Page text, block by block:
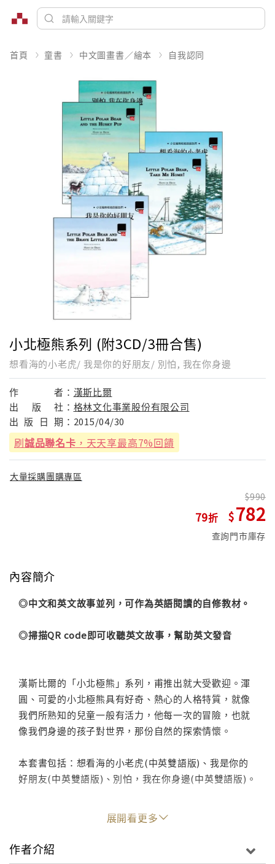
首頁 童書 中文圖畫書／繪本 自我認同
小北極熊系列 (附3CD/3冊合售)
想看海的小老虎/ 我是你的好朋友/ 別怕, 我在你身邊
作 者： 漢斯比爾
出
版 社： 格林文化事業股份有限公司
出 版 日 期： 2015/04/30
刷誠品聯名卡 ，天天享最高7%回饋
大量採購團購專區
79
990
782
查詢門市庫存
內容簡介
◎中文和英文故事並列，可作為英語閱讀的自修教材。
◎掃描QR code即可收聽英文故事，幫助英文發音
漢斯比爾的「小北極熊」系列，甫推出就大受歡迎。渾
圓、可愛的小北極熊具有好奇、熱心的人格特質，就像
我們所熟知的兒童一般有活力，他每一次的冒險，也就
像我們身邊的孩子對世界，那份自然的探索情懷。
本套書包括：想看海的小老虎(中英雙語版)、我是你的
好朋友(中英雙語版)、別怕，我在你身邊(中英雙語版)。
想看海的小老虎(中英雙語版)
展開看更多
作者介紹